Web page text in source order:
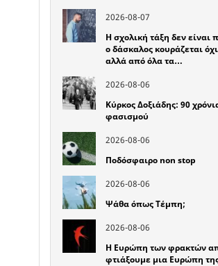
2026-08-07
Η σχολική τάξη δεν είναι
ο δάσκαλος κουράζεται
αλλά από όλα τα…
2026-08-06
Κύρκος Δοξιάδης: 90
φασισμού
2026-08-06
Ποδόσφαιρο non stop
2026-08-06
Ψάθα όπως Τέμπη;
2026-08-06
Η Ευρώπη των φρακτών
φτιάξουμε μια Ευρώπη